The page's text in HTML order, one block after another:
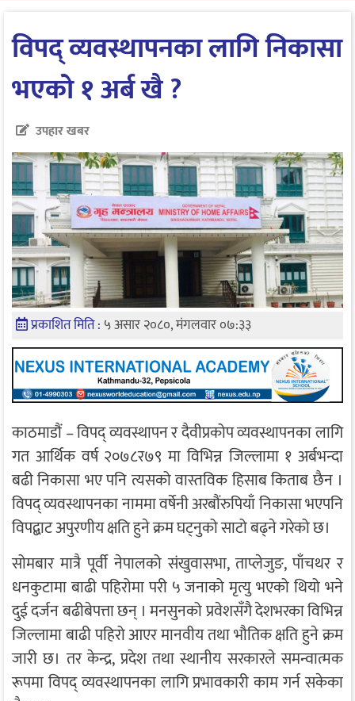
विपद् व्यवस्थापनका लागि निकासा
भएको १ अर्ब खै ?
उपहार खबर
प्रकाशित मिति : ५ असार २०८०, मंगलवार ०७:३३
काठमाडौं – विपद् व्यवस्थापन र दैवीप्रकोप व्यवस्थापनका लागि
गत आर्थिक वर्ष २०७८र७९ मा विभिन्न जिल्लामा १ अर्बभन्दा
बढी निकासा भए पनि त्यसको वास्तविक हिसाब किताब छैन ।
विपद् व्यवस्थापनका नाममा वर्षेनी अरबौंरुपियाँ निकासा भएपनि
विपद्बाट अपुरणीय क्षति हुने क्रम घट्नुको साटो बढ्ने गरेको छ।
सोमबार मात्रै पूर्वी नेपालको संखुवासभा, ताप्लेजुङ, पाँचथर र
धनकुटामा बाढी पहिरोमा परी ५ जनाको मृत्यु भएको थियो भने
दुई दर्जन बढीबेपत्ता छन् । मनसुनको प्रवेशसँगै देशभरका विभिन्न
जिल्लामा बाढी पहिरो आएर मानवीय तथा भौतिक क्षति हुने क्रम
जारी छ। तर केन्द्र, प्रदेश तथा स्थानीय सरकारले समन्वात्मक
रूपमा विपद् व्यवस्थापनका लागि प्रभावकारी काम गर्न सकेका